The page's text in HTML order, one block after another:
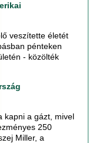
veszítette életét
pénteken
- közölték
kapni a gázt, mivel
250
Miller, a